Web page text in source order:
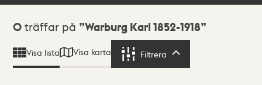
Sökresultat
0 träffar på Warburg Karl 1852-1918
Visa lista Visa karta Filtrera